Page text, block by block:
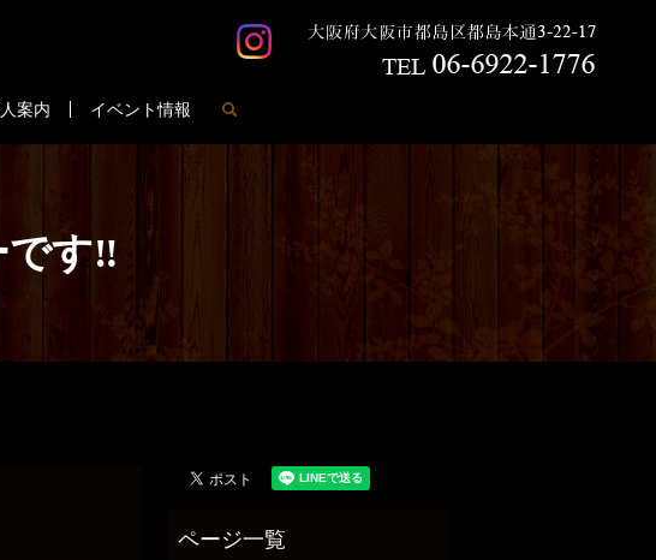
案内 イベント情報
です‼️